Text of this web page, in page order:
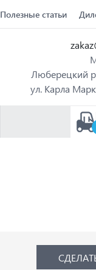
Полезные статьи
Люберецкий
ул. Карла